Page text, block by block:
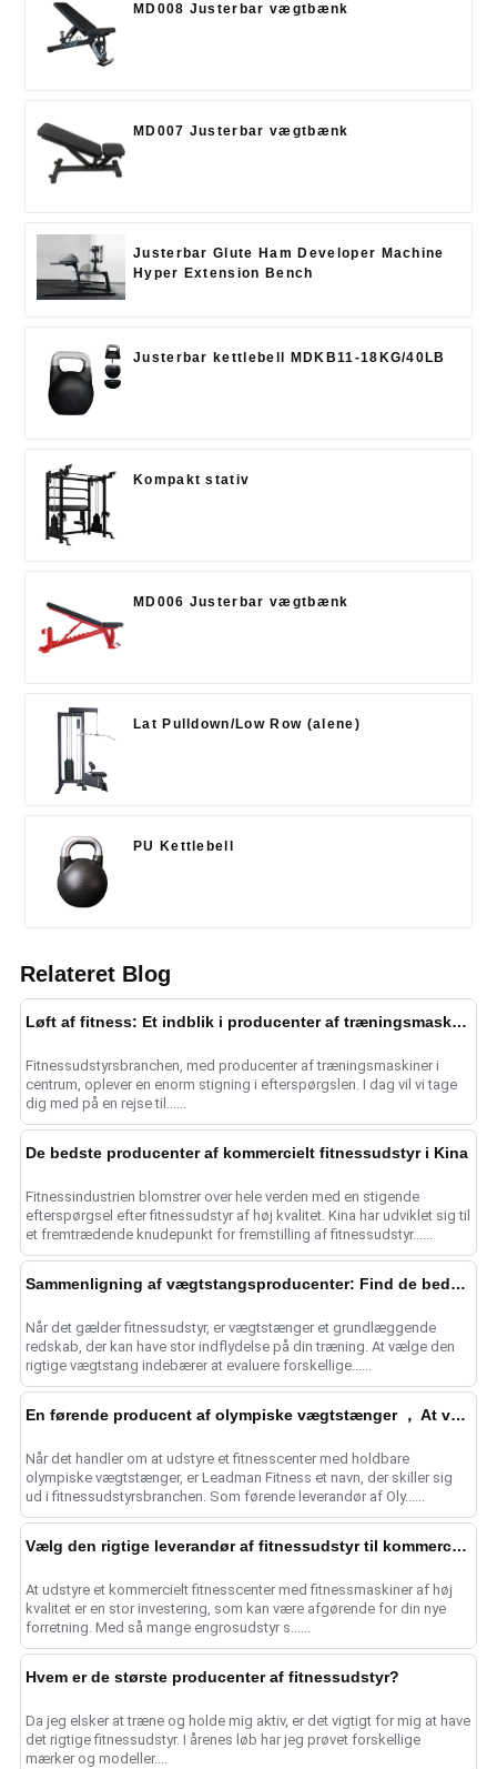
MD008 Justerbar vægtbænk
MD007 Justerbar vægtbænk
Justerbar Glute Ham Developer Machine
Hyper Extension Bench
Justerbar kettlebell MDKB11-18KG/40LB
Kompakt stativ
MD006 Justerbar vægtbænk
Lat Pulldown/Low Row (alene)
PU Kettlebell
Relateret Blog
Løft af fitness: Et indblik i producenter af træningsmaskiner
Fitnessudstyrsbranchen, med producenter af træningsmaskiner i
centrum, oplever en enorm stigning i efterspørgslen. I dag vil vi tage
dig med på en rejse til......
De bedste producenter af kommercielt fitnessudstyr i Kina
Fitnessindustrien blomstrer over hele verden med en stigende
efterspørgsel efter fitnessudstyr af høj kvalitet. Kina har udviklet sig til
et fremtrædende knudepunkt for fremstilling af fitnessudstyr......
Sammenligning af vægtstangsproducenter: Find de bedste i branchen
Når det gælder fitnessudstyr, er vægtstænger et grundlæggende
redskab, der kan have stor indflydelse på din træning. At vælge den
rigtige vægtstang indebærer at evaluere forskellige......
En førende producent af olympiske vægtstænger ， At vælge Leadman Fitness
Når det handler om at udstyre et fitnesscenter med holdbare
olympiske vægtstænger, er Leadman Fitness et navn, der skiller sig
ud i fitnessudstyrsbranchen. Som førende leverandør af Oly......
Vælg den rigtige leverandør af fitnessudstyr til kommercielle fitnesscentre
At udstyre et kommercielt fitnesscenter med fitnessmaskiner af høj
kvalitet er en stor investering, som kan være afgørende for din nye
forretning. Med så mange engrosudstyr s......
Hvem er de største producenter af fitnessudstyr?
Da jeg elsker at træne og holde mig aktiv, er det vigtigt for mig at have
det rigtige fitnessudstyr. I årenes løb har jeg prøvet forskellige
mærker og modeller....